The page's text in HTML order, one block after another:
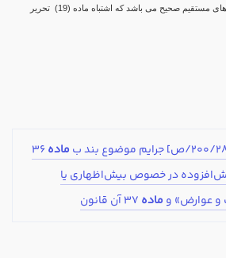
های مستقیم صحیح می باشدکه اشتباه ماده (19
) تحریر
ماده36
در خصوص بیش‌اظهاری یا
و عوارض» و ماده 37 آن قانون
درخواست تعیین سطح